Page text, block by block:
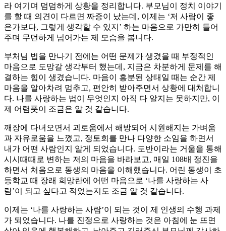
라 여기며 덤덤하게 상황을 정리합니다. 부모님이 정치 이야기
를 할 때 의견이 다르면 짜증이 났는데, 이제는 ‘저 사람이 좋
은가보다, 그렇게 생각할 수 있지’ 하는 마음으로 가만히 들어
주며 무던하게 넘어가는 제 모습을 봅니다.
부처님 법을 만나기 전에는 어떤 문제가 생겼을 때 부정적인
마음으로 도망갈 생각부터 했는데, 지금은 차분하게 문제를 해
결하는 힘이 생겼습니다. 마음이 흥분된 상태일 때는 순간 제
마음을 알아차려 멈추고, 편안히 받아주면서 상황에 대처합니
다. 나를 사랑하는 법이 무엇인지 아직 다 알지는 못하지만, 이
제 어렴풋이 조금은 알 것 같습니다.
깨장에 다녀오면서 괴로움에서 해방되어 시원해지는 가벼움
과 자유로움을 느꼈고, 정토회를 만나 다양한 소임을 하면서
내가 어떤 사람인지 알게 되었습니다. 도반이라는 거울을 통해
시시때때로 변하는 저의 마음을 바라보고, 매일 108배 정진을
하면서 처음으로 동생의 마음을 이해했습니다. 어린 동생이 초
등학교 때 장래 희망란에 어떤 마음으로 ‘나를 사랑하는 사
람’이 되고 싶다고 적었는지도 조금 알 것 같습니다.
이제는 ‘나를 사랑하는 사람’이 되는 것이 제 인생의 수행 과제
가 되었습니다. 나를 진정으로 사랑하는 것은 아침에 눈 뜨면